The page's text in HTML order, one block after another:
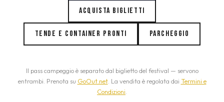
Acquista biglietti
Tende e container pronti Parcheggio
Il pass campeggio è separato dal biglietto del festival — servono
entrambi. Prenota su GoOut.net. La vendita è regolata dai Termini e
Condizioni